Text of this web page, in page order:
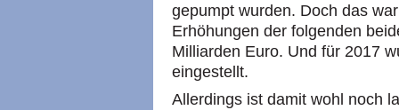
gepumpt wurden. Doch das
Erhöhungen der folgenden
Milliarden Euro. Und für 2017
eingestellt.
Allerdings ist damit wohl noch